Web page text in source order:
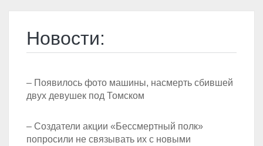
Новости:
– Появилось фото машины, насмерть сбившей
двух девушек под Томском
– Создатели акции «Бессмертный полк»
попросили не связывать их с новыми